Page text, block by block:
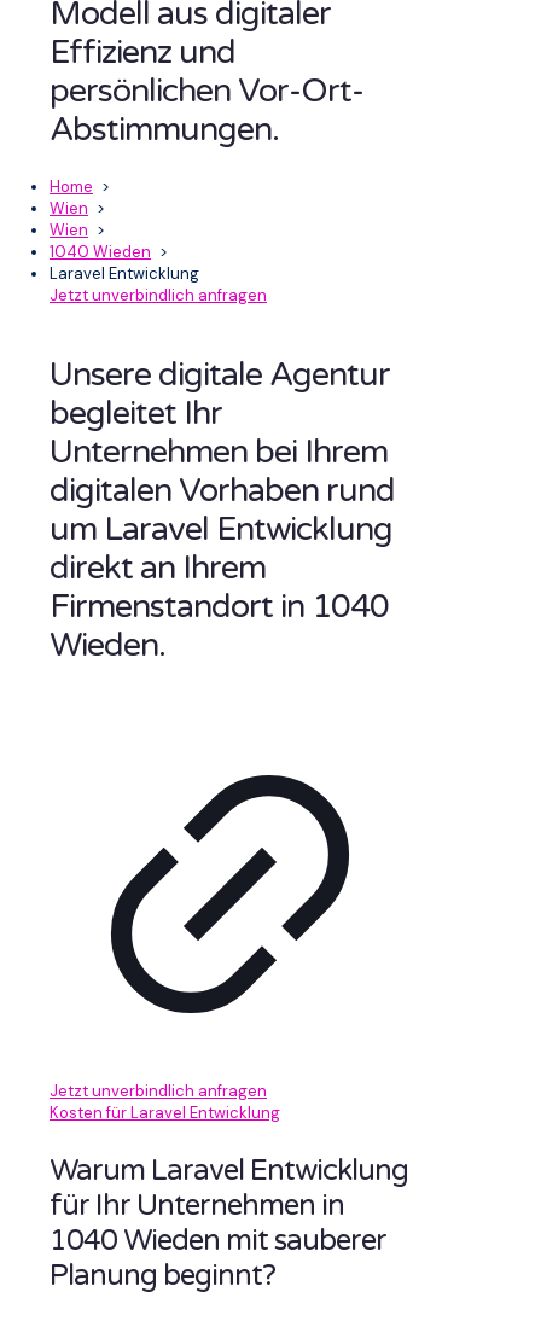
Modell aus digitaler
Effizienz und
persönlichen Vor-Ort-
Abstimmungen.
Home >
Wien >
Wien >
1040 Wieden >
Laravel Entwicklung
Jetzt unverbindlich anfragen
Unsere digitale Agentur
begleitet Ihr
Unternehmen bei Ihrem
digitalen Vorhaben rund
um Laravel Entwicklung
direkt an Ihrem
Firmenstandort in 1040
Wieden.
Jetzt unverbindlich anfragen
Kosten für Laravel Entwicklung
Warum Laravel Entwicklung
für Ihr Unternehmen in
1040 Wieden mit sauberer
Planung beginnt?